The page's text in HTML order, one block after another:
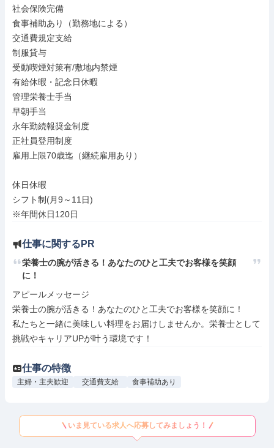
社会保険完備
食事補助あり（勤務地による）
交通費規定支給
制服貸与
受動喫煙対策有/敷地内禁煙
有給休暇・記念日休暇
管理栄養士手当
早朝手当
永年勤続報奨金制度
正社員登用制度
雇用上限70歳迄（継続雇用あり）
休日休暇
シフト制(月9～11日)
※年間休日120日
仕事に関するPR
栄養士の腕が活きる！あなたのひと工夫でお客様を笑顔
に！
アピールメッセージ
栄養士の腕が活きる！あなたのひと工夫でお客様を笑顔に！
私たちと一緒に美味しい料理をお届けしませんか。栄養士として
挑戦やキャリアUPが叶う環境です！
仕事の特徴
主婦・主夫歓迎 交通費支給 食事補助あり
いま見ている求人へ応募してみましょう！